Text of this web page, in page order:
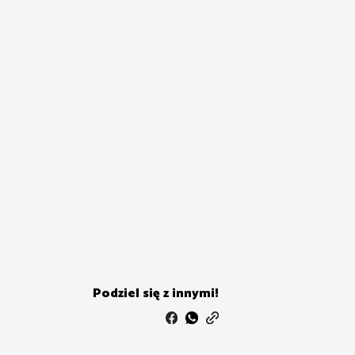
Podziel się z innymi!